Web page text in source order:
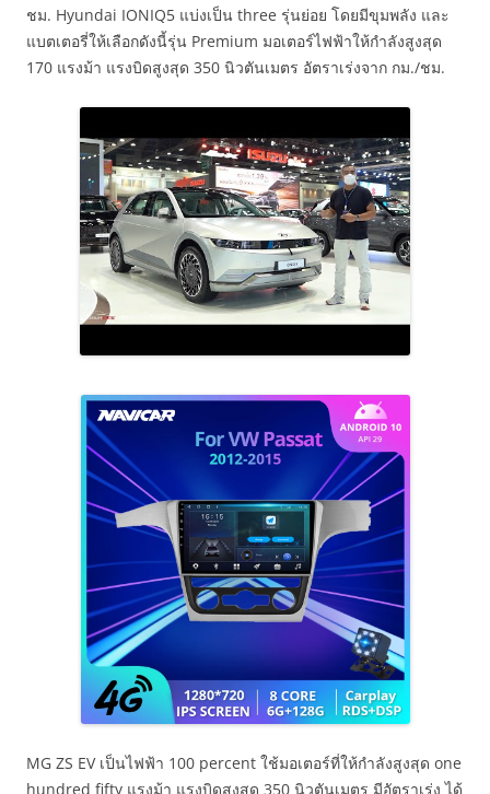
ชม. Hyundai IONIQ5 แบ่งเป็น three รุ่นย่อย โดยมีขุมพลัง และ
แบตเตอรี่ให้เลือกดังนี้รุ่น Premium มอเตอร์ไฟฟ้าให้กำลังสูงสุด
170 แรงม้า แรงบิดสูงสุด 350 นิวตันเมตร อัตราเร่งจาก กม./ชม.
MG ZS EV เป็นไฟฟ้า 100 percent ใช้มอเตอร์ที่ให้กำลังสูงสุด one
hundred fifty แรงม้า แรงบิดสูงสุด 350 นิวตันเมตร มีอัตราเร่ง ได้